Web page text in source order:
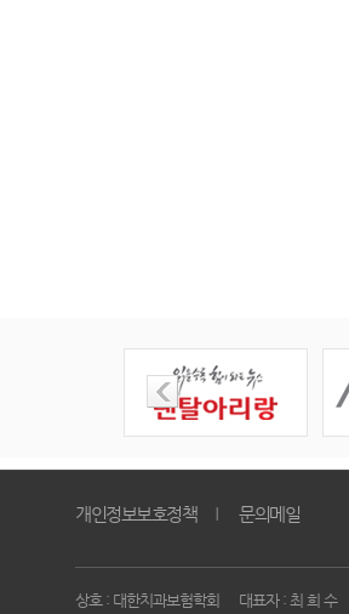
개인정보보호정책 문의메일
상호 : 대한치과보험학회 대표자 : 최 희 수